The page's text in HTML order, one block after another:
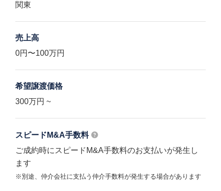
関東
売上高
0円〜100万円
希望譲渡価格
300万円 ~
スピードM&A手数料
ご成約時にスピードM&A手数料のお支払いが発生し
ます
※別途、仲介会社に支払う仲介手数料が発生する場合があります